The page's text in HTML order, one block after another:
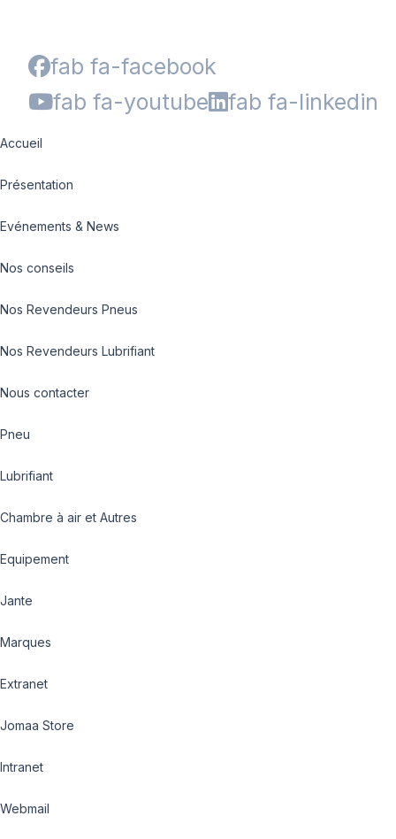
fab fa-facebook
fab fa-youtube
fab fa-linkedin
Accueil
Présentation
Evénements & News
Nos conseils
Nos Revendeurs Pneus
Nos Revendeurs Lubrifiant
Nous contacter
Pneu
Lubrifiant
Chambre à air et Autres
Equipement
Jante
Marques
Extranet
Jomaa Store
Intranet
Webmail